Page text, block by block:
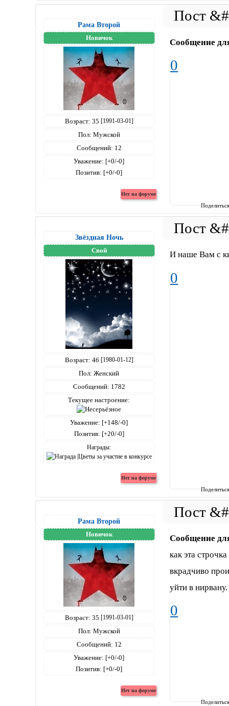
Рама Второй
Новичок
Возраст: 35 [1991-03-01]
Пол: Мужской
Сообщений: 12
Уважение: [+0/-0]
Позитив: [+0/-0]
Сообщение
0
Звёздная Ночь
Свой
Возраст: 46 [1980-01-12]
Пол: Женский
Сообщений: 1782
Текущее настроение:
Уважение: [+148/-0]
Позитив: [+20/-0]
Награды:
И наше Вам с
0
Рама Второй
Новичок
Возраст: 35 [1991-03-01]
Пол: Мужской
Сообщений: 12
Уважение: [+0/-0]
Позитив: [+0/-0]
Сообщение
как эта
вкрадчиво
уйти в нирвану.
0